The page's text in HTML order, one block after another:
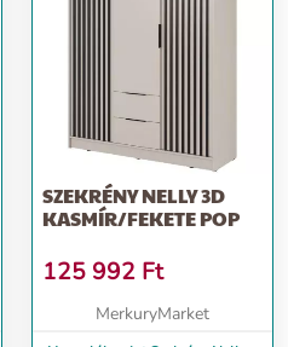
SZEKRÉNY NELLY 3D
KASMÍR/FEKETE POP
125 992 Ft
MerkuryMarket